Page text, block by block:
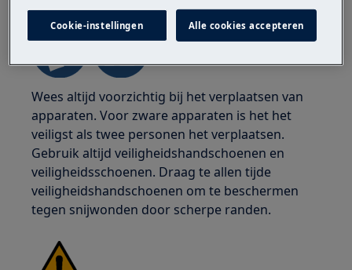
Wees altijd voorzichtig bij het verplaatsen van
apparaten. Voor zware apparaten is het het
veiligst als twee personen het verplaatsen.
Gebruik altijd veiligheidshandschoenen en
veiligheidsschoenen. Draag te allen tijde
veiligheidshandschoenen om te beschermen
tegen snijwonden door scherpe randen.
Cookie-instellingen Alle cookies accepteren